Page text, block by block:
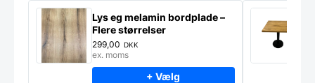
Lys eg melamin bordplade –
Flere størrelser
299,00 DKK
ex. moms
+ Vælg